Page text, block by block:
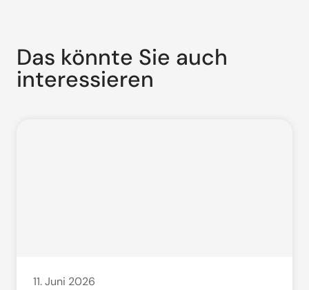
Das könnte Sie auch
interessieren
11. Juni 2026